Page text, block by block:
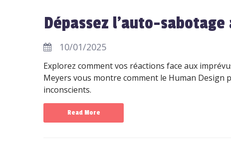
Dépassez l'auto-sabotage
10/01/2025
Explorez comment vos réactions face aux
Meyers vous montre comment le Human
inconscients.
Read More